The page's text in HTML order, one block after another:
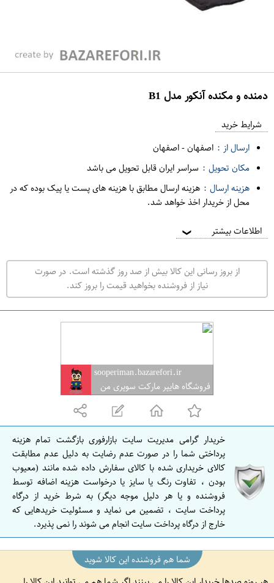
دمنده و مکنده آنکور مدل B1
ف
ر
ت
ه
ر
ا
شرایط خرید
ارسال از : اصفهان-اصفهان
مکان تحویل : سراسر ایران قابل تحویل می باشد
هزینه ارسال : هزینه ارسال مطابق با هزینه های پست یا پیک بوده که در
محل از خریدار اخذ خواهد شد.
اطلاعات بیشتر ❯
از بروز رسانی این کالا بیش از صد روز گذشته است. در صورت
نیاز از فروشنده بخواهید قیمت را بروز کند.
sooperiman.bazarefori.ir
فروشگاه هایپر مارکت سوپری من
خریدار گرامی مدیریت سایت بازارفوری بازگشت تمام هزینه
پرداختی شما را در صورت عدم رضایت به دلیل عدم مطابقت
کالای خریداری شده با کالای سفارش داده شده مانند (معیوب
بودن ، تفاوت رنگ یا سایز یا درخواست هزینه اضافه توسط
فروشنده و یا هر دلیل موجه دیگر) به شرط خرید از درگاه
پرداخت سایت ، تضمین می نماید و مسئولیت خریدهایی که
خارج از درگاه پرداخت سایت انجام می شوند را نمی پذیرد.
شما هم فروشنده این کالا شوید